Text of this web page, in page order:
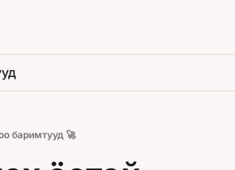
баримтууд 🚀